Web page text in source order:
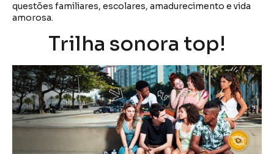
questões familiares, escolares, amadurecimento e vida
amorosa.
Trilha sonora top!